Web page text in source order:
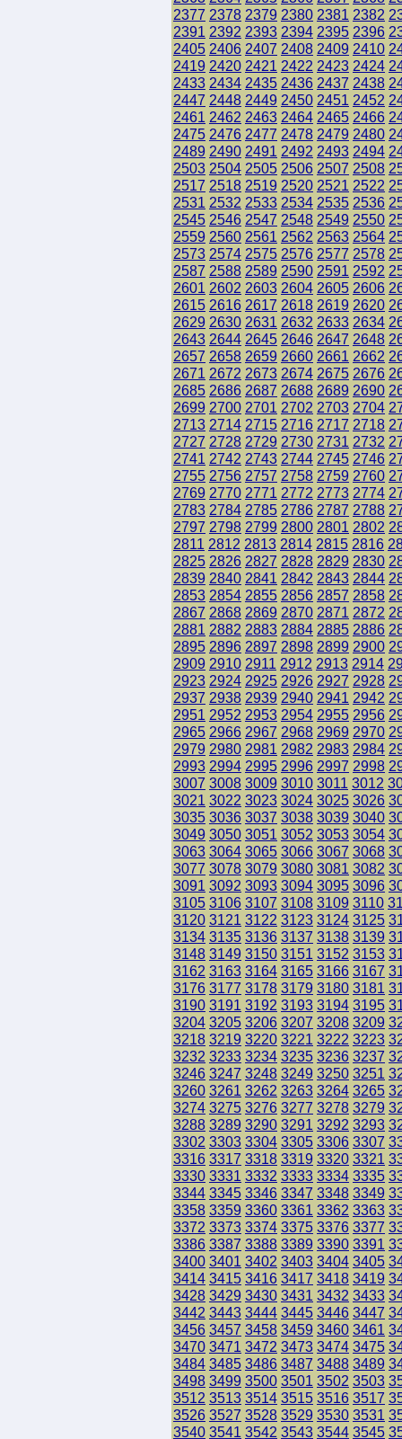
2377 2378 2379 2380 2381 2382
2391 2392 2393 2394 2395 2396
2405 2406 2407 2408 2409 2410
2419 2420 2421 2422 2423 2424
2433 2434 2435 2436 2437 2438
2447 2448 2449 2450 2451 2452
2461 2462 2463 2464 2465 2466
2475 2476 2477 2478 2479 2480
2489 2490 2491 2492 2493 2494
2503 2504 2505 2506 2507 2508
2517 2518 2519 2520 2521 2522
2531 2532 2533 2534 2535 2536
2545 2546 2547 2548 2549 2550
2559 2560 2561 2562 2563 2564
2573 2574 2575 2576 2577 2578
2587 2588 2589 2590 2591 2592
2601 2602 2603 2604 2605 2606
2615 2616 2617 2618 2619 2620
2629 2630 2631 2632 2633 2634
2643 2644 2645 2646 2647 2648
2657 2658 2659 2660 2661 2662
2671 2672 2673 2674 2675 2676
2685 2686 2687 2688 2689 2690
2699 2700 2701 2702 2703 2704
2713 2714 2715 2716 2717 2718
2727 2728 2729 2730 2731 2732
2741 2742 2743 2744 2745 2746
2755 2756 2757 2758 2759 2760
2769 2770 2771 2772 2773 2774
2783 2784 2785 2786 2787 2788
2797 2798 2799 2800 2801 2802
2811 2812 2813 2814 2815 2816
2825 2826 2827 2828 2829 2830
2839 2840 2841 2842 2843 2844
2853 2854 2855 2856 2857 2858
2867 2868 2869 2870 2871 2872
2881 2882 2883 2884 2885 2886
2895 2896 2897 2898 2899 2900
2909 2910 2911 2912 2913 2914
2923 2924 2925 2926 2927 2928
2937 2938 2939 2940 2941 2942
2951 2952 2953 2954 2955 2956
2965 2966 2967 2968 2969 2970
2979 2980 2981 2982 2983 2984
2993 2994 2995 2996 2997 2998
3007 3008 3009 3010 3011 3012
3021 3022 3023 3024 3025 3026
3035 3036 3037 3038 3039 3040
3049 3050 3051 3052 3053 3054
3063 3064 3065 3066 3067 3068
3077 3078 3079 3080 3081 3082
3091 3092 3093 3094 3095 3096
3105 3106 3107 3108 3109 3110
3120 3121 3122 3123 3124 3125
3134 3135 3136 3137 3138 3139
3148 3149 3150 3151 3152 3153
3162 3163 3164 3165 3166 3167
3176 3177 3178 3179 3180 3181
3190 3191 3192 3193 3194 3195
3204 3205 3206 3207 3208 3209
3218 3219 3220 3221 3222 3223
3232 3233 3234 3235 3236 3237
3246 3247 3248 3249 3250 3251
3260 3261 3262 3263 3264 3265
3274 3275 3276 3277 3278 3279
3288 3289 3290 3291 3292 3293
3302 3303 3304 3305 3306 3307
3316 3317 3318 3319 3320 3321
3330 3331 3332 3333 3334 3335
3344 3345 3346 3347 3348 3349
3358 3359 3360 3361 3362 3363
3372 3373 3374 3375 3376 3377
3386 3387 3388 3389 3390 3391
3400 3401 3402 3403 3404 3405
3414 3415 3416 3417 3418 3419
3428 3429 3430 3431 3432 3433
3442 3443 3444 3445 3446 3447
3456 3457 3458 3459 3460 3461
3470 3471 3472 3473 3474 3475
3484 3485 3486 3487 3488 3489
3498 3499 3500 3501 3502 3503
3512 3513 3514 3515 3516 3517
3526 3527 3528 3529 3530 3531
3540 3541 3542 3543 3544 3545